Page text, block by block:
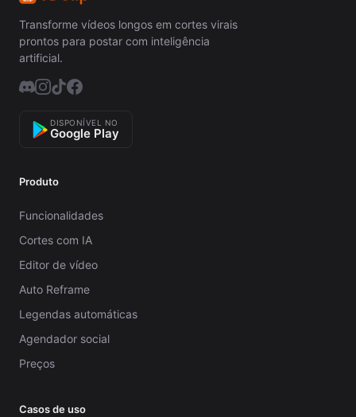
Transforme vídeos longos em cortes virais
prontos para postar com inteligência
artificial.
DISPONÍVEL NO
Google Play
Produto
Funcionalidades
Cortes com IA
Editor de vídeo
Auto Reframe
Legendas automáticas
Agendador social
Preços
Casos de uso